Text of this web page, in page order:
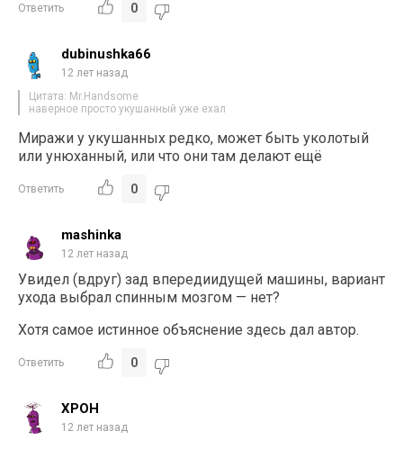
Ответить 0
dubinushka66
12 лет назад
Цитата: Mr.Handsome
наверное просто укушанный уже ехал
Миражи у укушанных редко, может быть уколотый
или унюханный, или что они там делают ещё
Ответить 0
mashinka
12 лет назад
Увидел (вдруг) зад впередиидущей машины, вариант
ухода выбрал спинным мозгом — нет?
Хотя самое истинное объяснение здесь дал автор.
Ответить 0
ХРОН
12 лет назад